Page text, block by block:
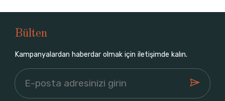
Bülten
Kampanyalardan haberdar olmak için iletişimde kalın.